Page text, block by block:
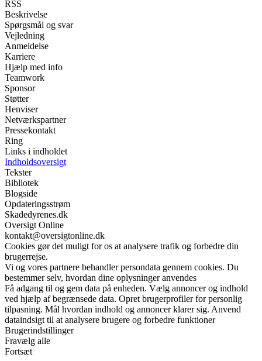
RSS
Beskrivelse
Spørgsmål og svar
Vejledning
Anmeldelse
Karriere
Hjælp med info
Teamwork
Sponsor
Støtter
Henviser
Netværkspartner
Pressekontakt
Ring
Links i indholdet
Indholdsoversigt
Tekster
Bibliotek
Blogside
Opdateringsstrøm
Skadedyrenes.dk
Oversigt Online
kontakt@oversigtonline.dk
Cookies gør det muligt for os at analysere trafik og forbedre din
brugerrejse.
Vi og vores partnere behandler persondata gennem cookies. Du
bestemmer selv, hvordan dine oplysninger anvendes
Få adgang til og gem data på enheden. Vælg annoncer og indhold
ved hjælp af begrænsede data. Opret brugerprofiler for personlig
tilpasning. Mål hvordan indhold og annoncer klarer sig. Anvend
dataindsigt til at analysere brugere og forbedre funktioner
Brugerindstillinger
Fravælg alle
Fortsæt